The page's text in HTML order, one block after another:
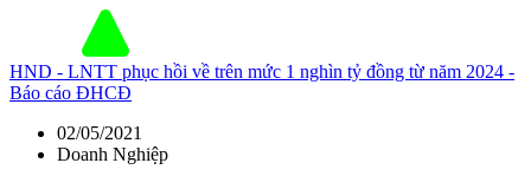
HND - LNTT phục hồi về trên mức 1 nghìn tỷ đồng từ năm 2024 -
Báo cáo ĐHCĐ
02/05/2021
Doanh Nghiệp